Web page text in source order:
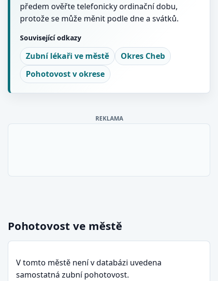
předem ověřte telefonicky ordinační dobu,
protože se může měnit podle dne a svátků.
Související odkazy
Zubní lékaři ve městě
Okres Cheb
Pohotovost v okrese
REKLAMA
Pohotovost ve městě
V tomto městě není v databázi uvedena
samostatná zubní pohotovost.